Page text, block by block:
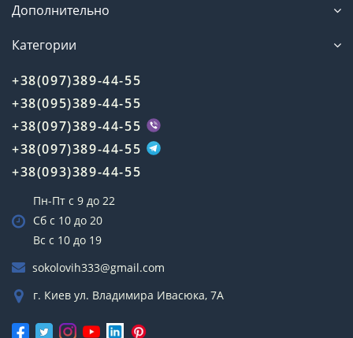
Дополнительно
Категории
+38(097)389-44-55
+38(095)389-44-55
+38(097)389-44-55
+38(097)389-44-55
+38(093)389-44-55
Пн-Пт с 9 до 22
Сб с 10 до 20
Вс с 10 до 19
sokolovih333@gmail.com
г. Киев ул. Владимира Ивасюка, 7А